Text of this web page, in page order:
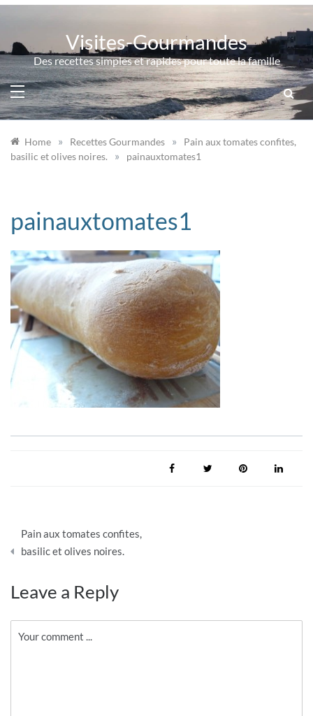
Skip
Visites-Gourmandes
Des recettes simples et rapides pour toute la famille
Home » Recettes Gourmandes »
Pain aux tomates confites,
basilic et olives noires.
» painauxtomates1
painauxtomates1
de
Pain aux tomates confites,
basilic et olives noires.
Leave a Reply